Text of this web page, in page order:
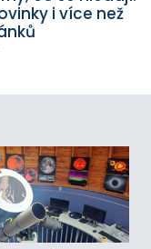
i více než